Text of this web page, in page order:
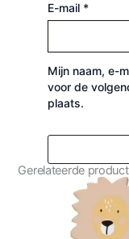
E-mail *
Mijn naam, e-
voor de
plaats.
Gerelateerde